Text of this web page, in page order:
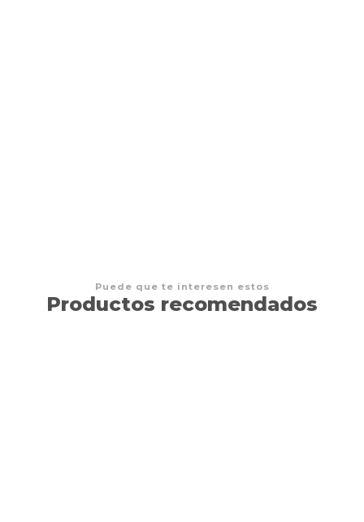
Puede que te interesen estos
Productos recomendados